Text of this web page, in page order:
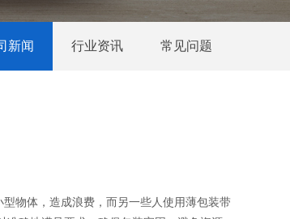
新闻 行业资讯 常见问题
物体，造成浪费，而另一些人使用薄包装带